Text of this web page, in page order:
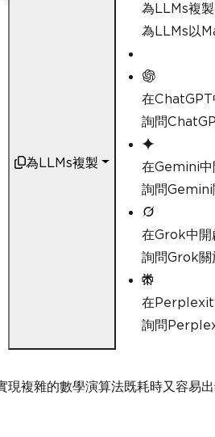
為LLMs複製
為LLMs複製
為LLMs以
在ChatGPT
詢問
在Gemini中
詢問Gemini
在Grok中開
詢問Grok關
在
詢問
現複雜的數學演算法既耗時又容